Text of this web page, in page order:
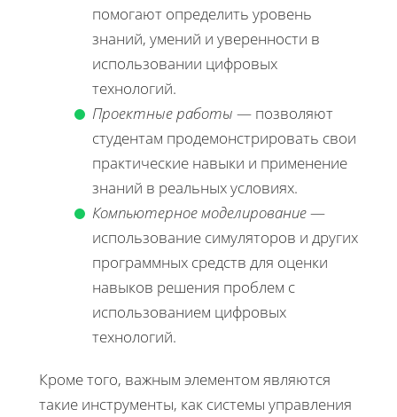
помогают определить уровень
знаний, умений и уверенности в
использовании цифровых
технологий.
Проектные работы — позволяют
студентам продемонстрировать свои
практические навыки и применение
знаний в реальных условиях.
Компьютерное моделирование—
использование симуляторов и других
программных средств для оценки
навыков решения проблем с
использованием цифровых
технологий.
Кроме того, важным элементом являются
такие инструменты, как системы управления